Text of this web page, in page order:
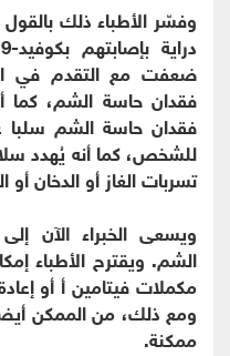
وفسّر الأطباء ذلك
ضعفت مع التقدم في
فقدان حاسة الشم، كما
فقدان حاسة الشم سلبا
للشخص، كما أنه يُهدد
تسربات الغاز أو الدخان
ويسعى الخبراء الآن
الشم. ويقترح الأطباء
مكملات فيتامين أ أو
ومع ذلك، من الممكن
ممكنة.